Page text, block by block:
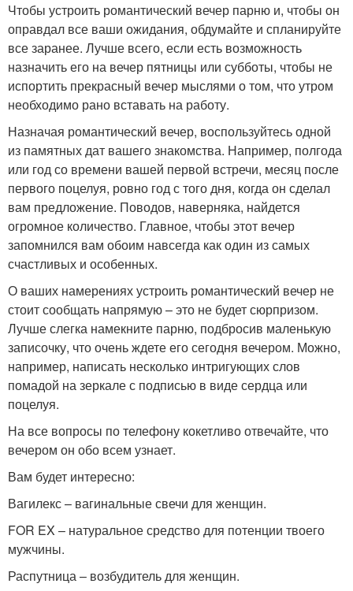
Чтобы устроить романтический вечер парню и, чтобы он
оправдал все ваши ожидания, обдумайте и спланируйте
все заранее. Лучше всего, если есть возможность
назначить его на вечер пятницы или субботы, чтобы не
испортить прекрасный вечер мыслями о том, что утром
необходимо рано вставать на работу.
Назначая романтический вечер, воспользуйтесь одной
из памятных дат вашего знакомства. Например, полгода
или год со времени вашей первой встречи, месяц после
первого поцелуя, ровно год с того дня, когда он сделал
вам предложение. Поводов, наверняка, найдется
огромное количество. Главное, чтобы этот вечер
запомнился вам обоим навсегда как один из самых
счастливых и особенных.
О ваших намерениях устроить романтический вечер не
стоит сообщать напрямую – это не будет сюрпризом.
Лучше слегка намекните парню, подбросив маленькую
записочку, что очень ждете его сегодня вечером. Можно,
например, написать несколько интригующих слов
помадой на зеркале с подписью в виде сердца или
поцелуя.
На все вопросы по телефону кокетливо отвечайте, что
вечером он обо всем узнает.
Вам будет интересно:
Вагилекс – вагинальные свечи для женщин.
FOR EX – натуральное средство для потенции твоего
мужчины.
Распутница – возбудитель для женщин.